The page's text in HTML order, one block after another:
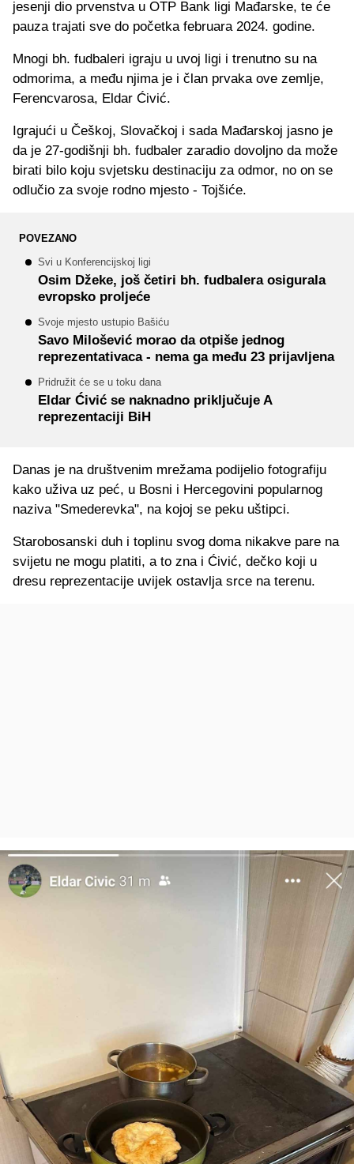
jesenji dio prvenstva u OTP Bank ligi Mađarske, te će
pauza trajati sve do početka februara 2024. godine.
Mnogi bh. fudbaleri igraju u uvoj ligi i trenutno su na
odmorima, a među njima je i član prvaka ove zemlje,
Ferencvarosa, Eldar Ćivić.
Igrajući u Češkoj, Slovačkoj i sada Mađarskoj jasno je
da je 27-godišnji bh. fudbaler zaradio dovoljno da može
birati bilo koju svjetsku destinaciju za odmor, no on se
odlučio za svoje rodno mjesto - Tojšiće.
POVEZANO
Svi u Konferencijskoj ligi
Osim Džeke, još četiri bh. fudbalera osigurala
evropsko proljeće
Svoje mjesto ustupio Bašiću
Savo Milošević morao da otpiše jednog
reprezentativaca - nema ga među 23 prijavljena
Pridružit će se u toku dana
Eldar Ćivić se naknadno priključuje A
reprezentaciji BiH
Danas je na društvenim mrežama podijelio fotografiju
kako uživa uz peć, u Bosni i Hercegovini popularnog
naziva "Smederevka", na kojoj se peku uštipci.
Starobosanski duh i toplinu svog doma nikakve pare na
svijetu ne mogu platiti, a to zna i Ćivić, dečko koji u
dresu reprezentacije uvijek ostavlja srce na terenu.